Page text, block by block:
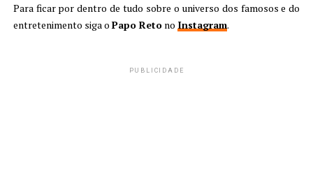
Para ficar por dentro de tudo sobre o universo dos famosos e do
entretenimento siga o Papo Retono Instagram.
PUBLICIDADE